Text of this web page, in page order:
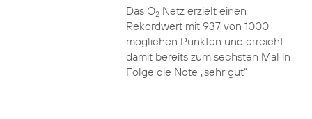
Das O2Netz erzielt einen
Rekordwert mit 937 von 1000
möglichen Punkten und erreicht
damit bereits zum sechsten Mal in
Folge die Note „sehr gut“